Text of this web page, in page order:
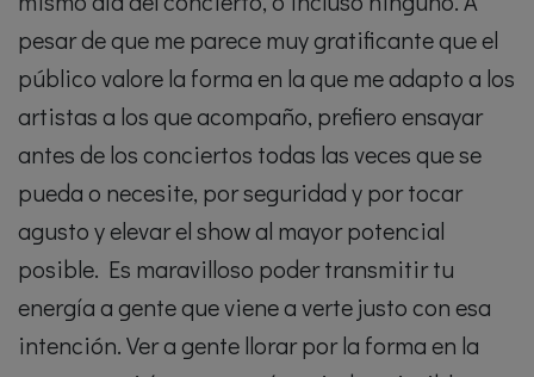
pesar de que me parece muy gratificante que el
público valore la forma en la que me adapto a los
artistas a los que acompaño, prefiero ensayar
antes de los conciertos todas las veces que se
pueda o necesite, por seguridad y por tocar
agusto y elevar el show al mayor potencial
posible. Es maravilloso poder transmitir tu
energía a gente que viene a verte justo con esa
intención. Ver a gente llorar por la forma en la